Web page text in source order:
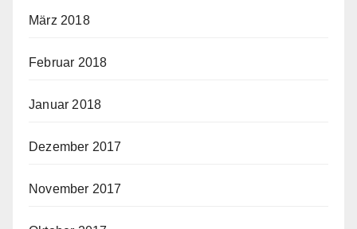
März 2018
Februar 2018
Januar 2018
Dezember 2017
November 2017